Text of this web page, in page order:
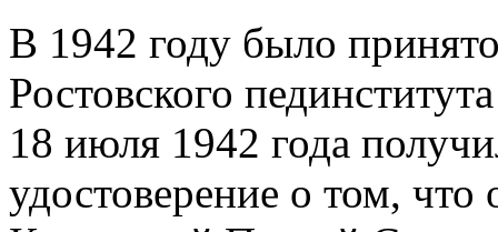
В 1942 году было
Ростовского
18 июля 1942 года
удостоверение о том, что